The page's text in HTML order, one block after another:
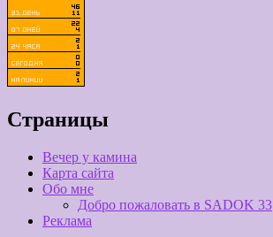
Страницы
Вечер у камина
Карта сайта
Обо мне
Добро пожаловать в SADOK 33
Реклама